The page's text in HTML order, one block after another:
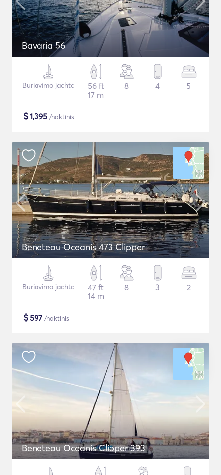
Bavaria 56
Buriavimo jachta
56 ft
17 m
8 4 5
$1,395 /naktinis
Beneteau Oceanis 473 Clipper
Buriavimo jachta
47 ft
14 m
8 3 2
$597 /naktinis
Beneteau Oceanis Clipper 393